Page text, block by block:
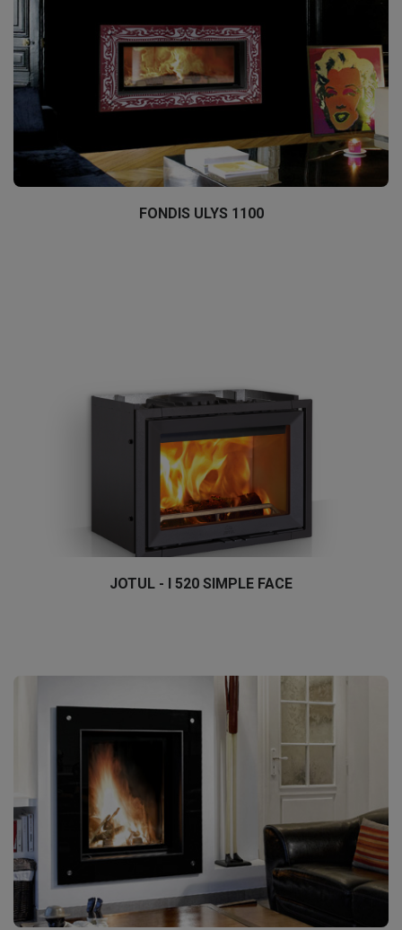
FONDIS ULYS 1100
JOTUL - I 520 SIMPLE FACE